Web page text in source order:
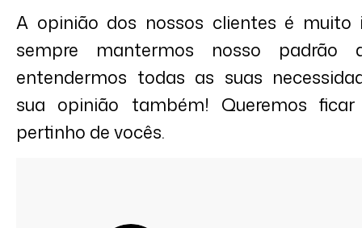
A opinião dos nossos clientes é muito
sempre mantermos nosso padrão
entendermos todas as suas
sua opinião também! Queremos
pertinho de vocês.